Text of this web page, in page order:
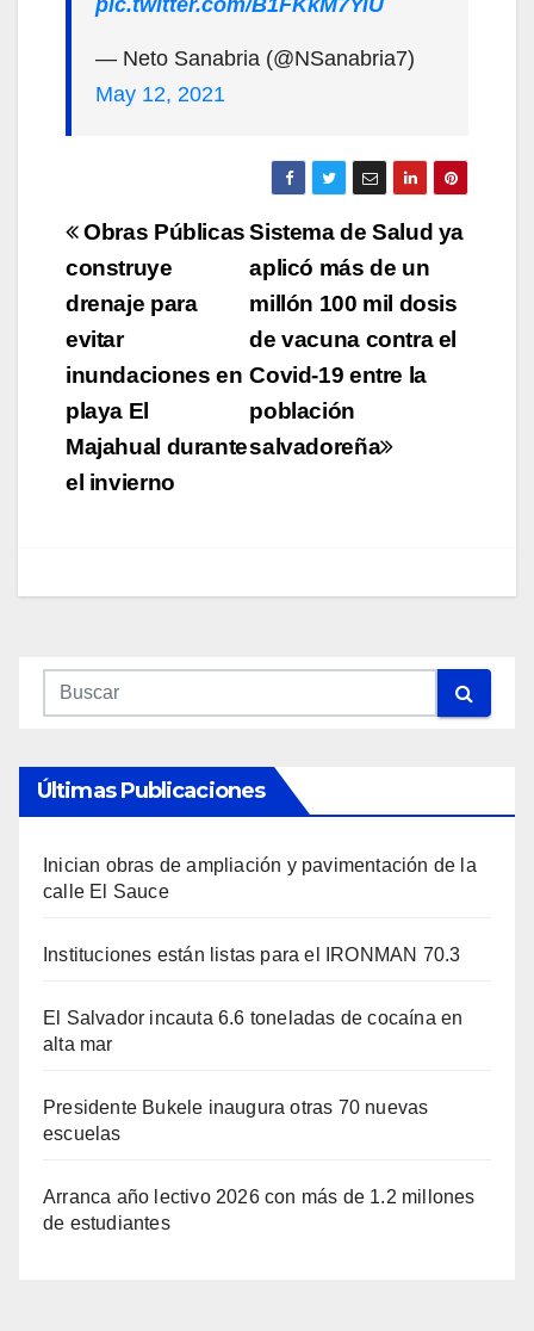
pic.twitter.com/B1FKkM7YiU
— Neto Sanabria (@NSanabria7)
May 12, 2021
Navegación
de
entradas
Sistema de Salud ya
aplicó más de un
millón 100 mil dosis
de vacuna contra el
Covid-19 entre la
población
salvadoreña
Obras Públicas
construye
drenaje para
evitar
inundaciones en
playa El
Majahual durante
el invierno
Últimas Publicaciones
Inician obras de ampliación y pavimentación de la
calle El Sauce
Instituciones están listas para el IRONMAN 70.3
El Salvador incauta 6.6 toneladas de cocaína en
alta mar
Presidente Bukele inaugura otras 70 nuevas
escuelas
Arranca año lectivo 2026 con más de 1.2 millones
de estudiantes